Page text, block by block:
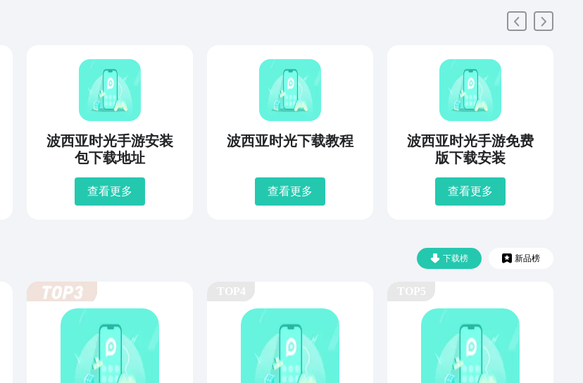
波西亚时光手游安装
包下载地址
查看更多
波西亚时光下载教程
查看更多
波西亚时光手游免费
版下载安装
查看更多
下载榜 新品榜